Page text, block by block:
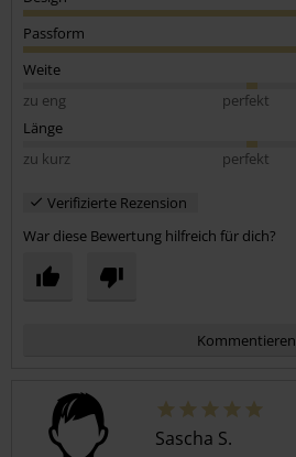
Passform
Weite
zu eng
perfekt
Länge
zu kurz
perfekt
Verifizierte Rezension
War diese Bewertung hilfreich für dich?
Kommentieren
Sascha S.